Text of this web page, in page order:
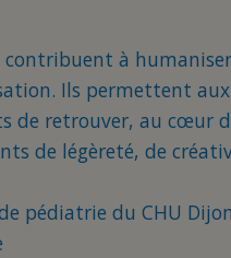
contribuent à humaniser
Ils permettent aux
de retrouver, au cœur
de légèreté, de
pédiatrie du CHU Dijon